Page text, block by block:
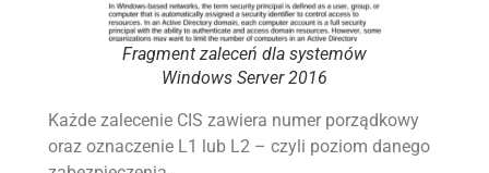
Fragment zaleceń dla systemów
Windows Server 2016
Każde zalecenie CIS zawiera numer porządkowy
oraz oznaczenie L1 lub L2 – czyli poziom danego